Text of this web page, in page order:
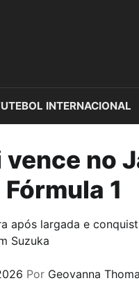
INTERNACIONAL
no
1
após largada e
Suzuka
Por Geovanna